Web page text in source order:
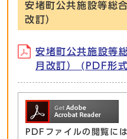
安堵町公共施設等総
改訂）
安堵町公共施設等
月改訂） (PDF形
PDFファイルの閲覧